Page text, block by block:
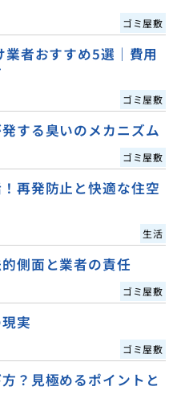
ゴミ屋敷
者おすすめ5選｜費用
ゴミ屋敷
する臭いのメカニズム
ゴミ屋敷
再発防止と快適な住空
生活
側面と業者の責任
ゴミ屋敷
実
ゴミ屋敷
？見極めるポイントと